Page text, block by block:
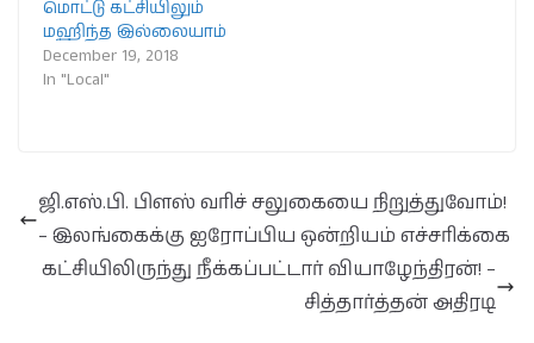
மொட்டு கட்சியிலும்
மஹிந்த இல்லையாம்
December 19, 2018
In "Local"
ஜி.எஸ்.பி. பிளஸ் வரிச் சலுகையை நிறுத்துவோம்!
– இலங்கைக்கு ஐரோப்பிய ஒன்றியம் எச்சரிக்கை
கட்சியிலிருந்து நீக்கப்பட்டார் வியாழேந்திரன்! –
சித்தார்த்தன் அதிரடி